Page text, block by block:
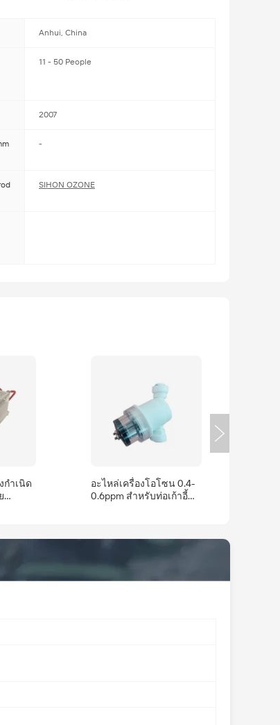
Anhui, China
11 - 50 People
2007
-
SIHON OZONE
กำเนิด
ด
พ
อะไหล่เครื่องโอโซน 0.4-
0.6ppm สำหรับท่อเก้าอี้